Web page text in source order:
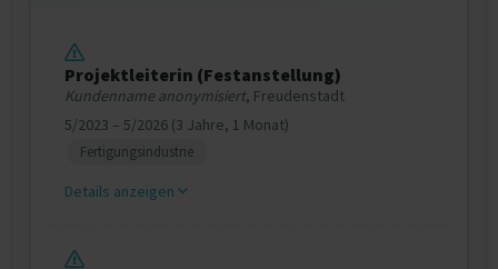
Projektleiterin (Festanstellung)
Kundenname anonymisiert, Freudenstadt
5/2023 – 5/2026 (3 Jahre, 1 Monat)
Fertigungsindustrie
Details anzeigen